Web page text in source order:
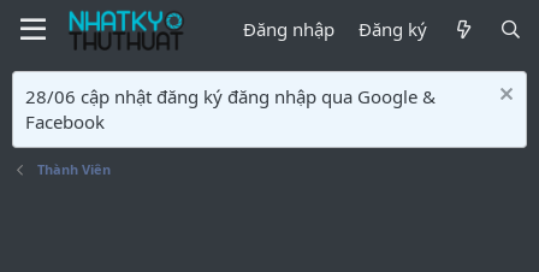
Đăng nhập Đăng ký
28/06 cập nhật đăng ký đăng nhập qua Google &
Facebook
Thành Viên